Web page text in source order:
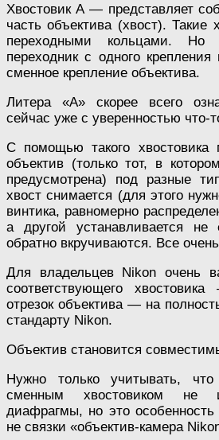
Хвостовик А — представляет
часть объектива (хвост). Такие
переходными кольцами.
переходник с одного
сменное крепление объектива.
Литера «А» скорее всего
сейчас уже с уверенностью что-
С помощью такого хвостовика
объектив (только тот, в
предусмотрена) под разные
хвост снимается (для этого
винтика, равномерно
а другой устанавливается не
обратно вкручиваются. Все
Для владельцев Nikon очень
соответствующего
отрезок объектива — на
стандарту Nikon.
Объектив становится
Нужно только учитывать,
сменным хвостовиком не
диафрагмы, но это особенность
не связки «объектив-камера